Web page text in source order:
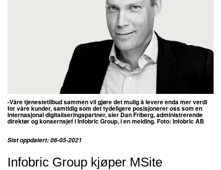
-Våre tjenestetilbud sammen vil gjøre det mulig å levere enda mer verdi
for våre kunder, samtidig som det tydeligere posisjonerer oss som en
internasjonal digitaliseringspartner, sier Dan Friberg, administrerende
direktør og konsernsjef i Infobric Group, i en melding. Foto: Infobric AB
Sist oppdatert: 06-05-2021
Infobric Group kjøper MSite